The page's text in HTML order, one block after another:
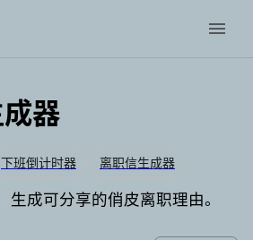
器
下班倒计时器 离职信生成器
生成可分享的俏皮离职理由。